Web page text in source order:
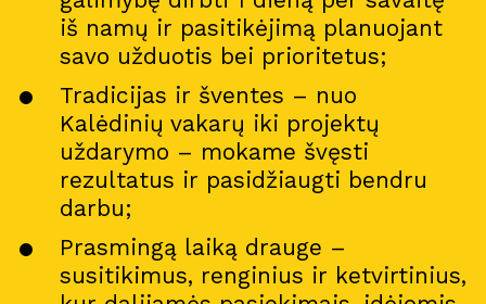
iš namų ir pasitikėjimą planuojant
savo užduotis bei prioritetus;
Tradicijas ir šventes – nuo
Kalėdinių vakarų iki projektų
uždarymo – mokame švęsti
rezultatus ir pasidžiaugti bendru
darbu;
Prasmingą laiką drauge –
susitikimus, renginius ir ketvirtinius,